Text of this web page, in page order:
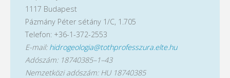
1117 Budapest
Pázmány Péter sétány 1/C, 1.705
Telefon: +36-1-372-2553
E-mail: hidrogeologia@tothprofesszura.elte.hu
Adószám: 18740385–1–43
Nemzetközi adószám: HU 18740385